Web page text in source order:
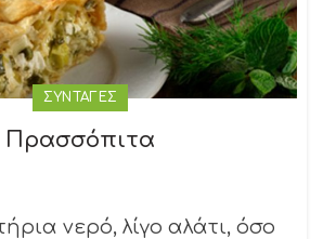
ΣΥΝΤΑΓΕΣ
Πρασσόπιτα
νερό, λίγο αλάτι, όσο